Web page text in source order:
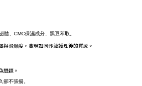
、CMC保濕成分、黑豆萃取。
滑順度，實現如同沙龍護理後的質感。
問題。
不張揚。